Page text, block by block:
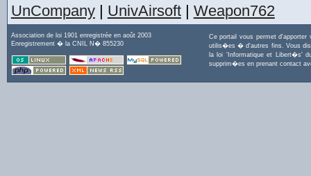
UnCompany| UnivAirsoft| Weapon762
Association de loi 1901 enregistrée en août 2003
Enregistrement � la CNIL N� 855230
Ce portail vous permet
utilis�es � d'autres fins. Vous
la loi 'Informatique et Libert�s'
supprim�es en prenant contact